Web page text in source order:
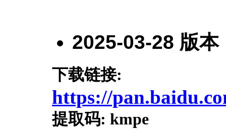
2025-03-28 版本
下载链接:
https://
提取码: kmpe